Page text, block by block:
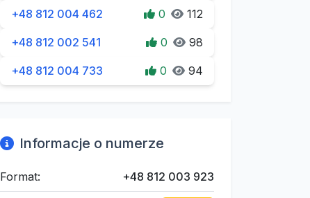
+48 812 004 462 0 112
+48 812 002 541 0 98
+48 812 004 733 0 94
Informacje o numerze
Format: +48 812 003 923